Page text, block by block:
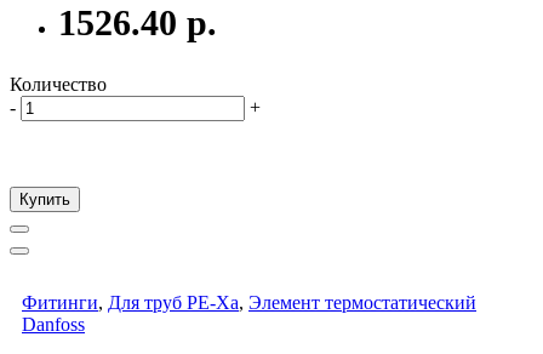
1526.40 р.
Количество
-
+
Купить
Фитинги, Для труб PE-Xa, Элемент термостатический
Danfoss